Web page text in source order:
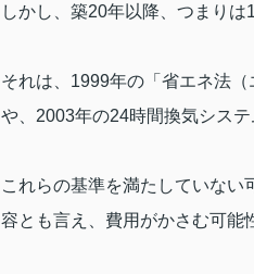
しかし、築20年以降、つまりは
それは、 1999年の「省エネ法
や、 2003年の24時間換気シス
これらの基準を満たしていな
容とも言え、費用がかさむ可能